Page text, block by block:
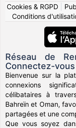
Cookies & RGPD
Conditions
Réseau de
Connectez-
Bienvenue sur la
connexions
célibataires à
Bahreïn et Oman,
partagées et une
Que vous soyez